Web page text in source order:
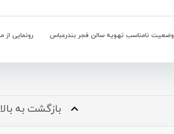
وضعیت نامناسب تهویه سالن فجر بندرعباس
بازگشت به بالا